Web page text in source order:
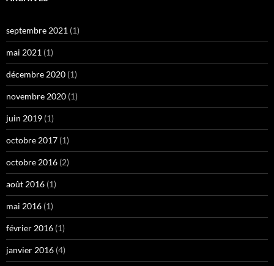
septembre 2021 (1)
mai 2021 (1)
décembre 2020 (1)
novembre 2020 (1)
juin 2019 (1)
octobre 2017 (1)
octobre 2016 (2)
août 2016 (1)
mai 2016 (1)
février 2016 (1)
janvier 2016 (4)